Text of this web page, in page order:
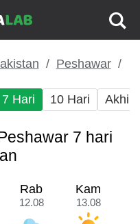
Peshawar
7 Hari 10 Hari Akhir
7 hari
Rab
12.08
Kam
13.08